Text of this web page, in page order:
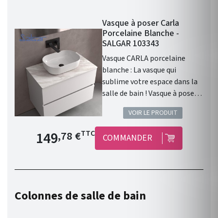
Vasque à poser Carla
Porcelaine Blanche -
SALGAR 103343
Vasque CARLA porcelaine
blanche : La vasque qui
sublime votre espace dans la
salle de bain ! Vasque à poser
CARLA sans siphon ni bonde
de vidage clic-clac
PORCELAINE BLANCHE Ø 360
x 105 mm . Vasque à poser .
Matière : Porcelaine. Finition :
Gamme : CARLA . Fabriqué en
VOIR LE PRODUIT
Prix de base
149,78 €TTC COMMANDER
Colonnes de salle de bain